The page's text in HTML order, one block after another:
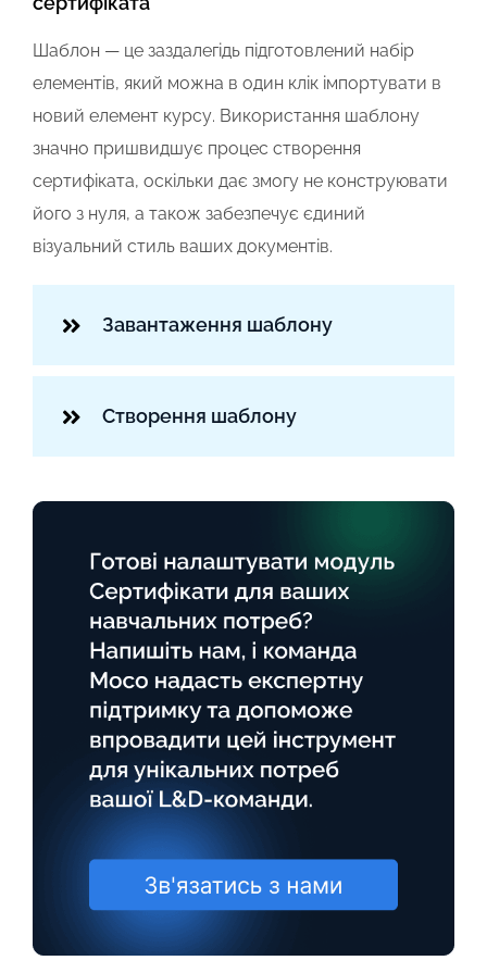
Шаблон — це заздалегідь підготовлений набір
елементів, який можна в один клік імпортувати в
новий елемент курсу. Використання шаблону
значно пришвидшує процес створення
сертифіката, оскільки дає змогу не конструювати
його з нуля, а також забезпечує єдиний
візуальний стиль ваших документів.
Завантаження шаблону
Створення шаблону